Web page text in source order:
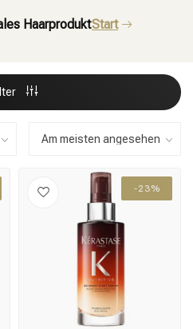
HaarproduktStart
-23%